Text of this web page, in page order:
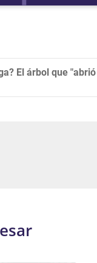
El árbol que